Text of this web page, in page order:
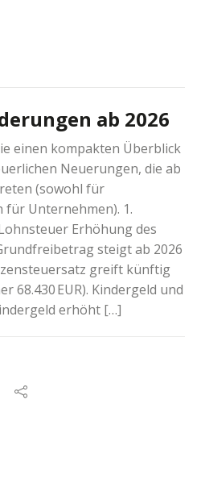
ab 2026
einen kompakten Überblick
Neuerungen, die ab
(sowohl für
für Unternehmen). 1.
Erhöhung des
steigt ab 2026
greift künftig
68.430 EUR). Kindergeld und
erhöht […]